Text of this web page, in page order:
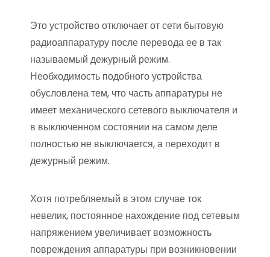
Это устройство отключает от сети бытовую
радиоаппаратуру после перевода ее в так
называемый дежурный режим.
Необходимость подобного устройства
обусловлена тем, что часть аппаратуры не
имеет механического сетевого выключателя и
в выключенном состоянии на самом деле
полностью не выключается, а переходит в
дежурный режим.
Хотя потребляемый в этом случае ток
невелик, постоянное нахождение под сетевым
напряжением увеличивает возможность
повреждения аппаратуры при возникновении